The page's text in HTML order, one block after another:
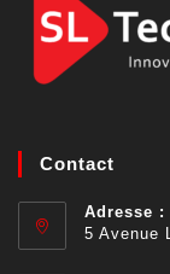
Contact
Adresse :
5 Avenue